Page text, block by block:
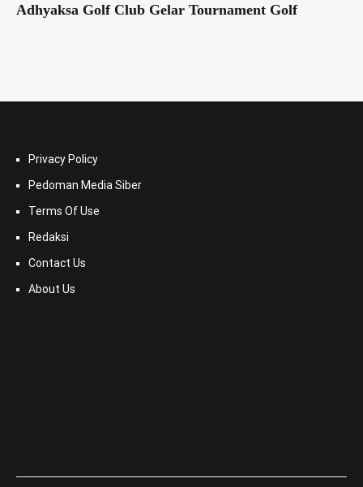
Adhyaksa Golf Club Gelar Tournament Golf
Privacy Policy
Pedoman Media Siber
Terms Of Use
Redaksi
Contact Us
About Us